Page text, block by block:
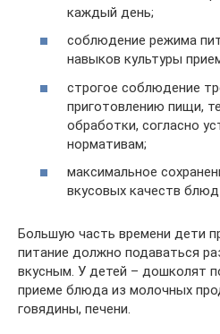
каждый день;
соблюдение режима
навыков культуры
строгое соблюдение
приготовлению пищи,
обработки, согласно
нормативам;
максимальное
вкусовых качеств
Большую часть времени дети
питание должно подаваться
вкусным. У детей – дошколят
приеме блюда из молочных
говядины, печени.